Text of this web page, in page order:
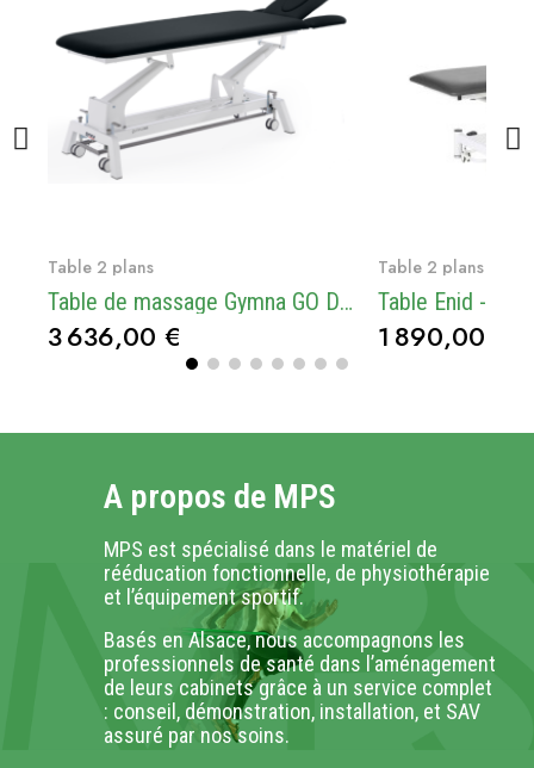
Voir le produit
Table 2 plans
Table de massage Gymna GO D4 - I-Control - 2 Plans - options en supplément
3 636,00 €
Voir le
Table 2 plans
Table Enid - 2
1 890,00 €
A propos de MPS
MPS est spécialisé dans le matériel de
rééducation fonctionnelle, de physiothérapie
et l’équipement sportif.
Basés en Alsace, nous accompagnons les
professionnels de santé dans l’aménagement
de leurs cabinets grâce à un service complet
: conseil, démonstration, installation, et SAV
assuré par nos soins.